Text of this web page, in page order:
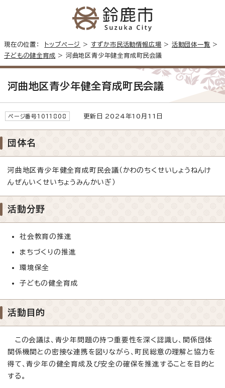
現在の位置： トップページ > すずか市民活動情報広場 > 活動団体一覧 >
子どもの健全育成 > 河曲地区青少年健全育成町民会議
河曲地区青少年健全育成町民会議
ページ番号1011808 更新日 2024年10月11日
団体名
河曲地区青少年健全育成町民会議（かわのちくせいしょうねんけ
んぜんいくせいちょうみんかいぎ）
活動分野
社会教育の推進
まちづくりの推進
環境保全
子どもの健全育成
活動目的
この会議は、青少年問題の持つ重要性を深く認識し、関係団体
関係機関との密接な連携を図りながら、町民総意の理解と協力を
得て、青少年の健全育成及び安全の確保を推進することを目的と
する。